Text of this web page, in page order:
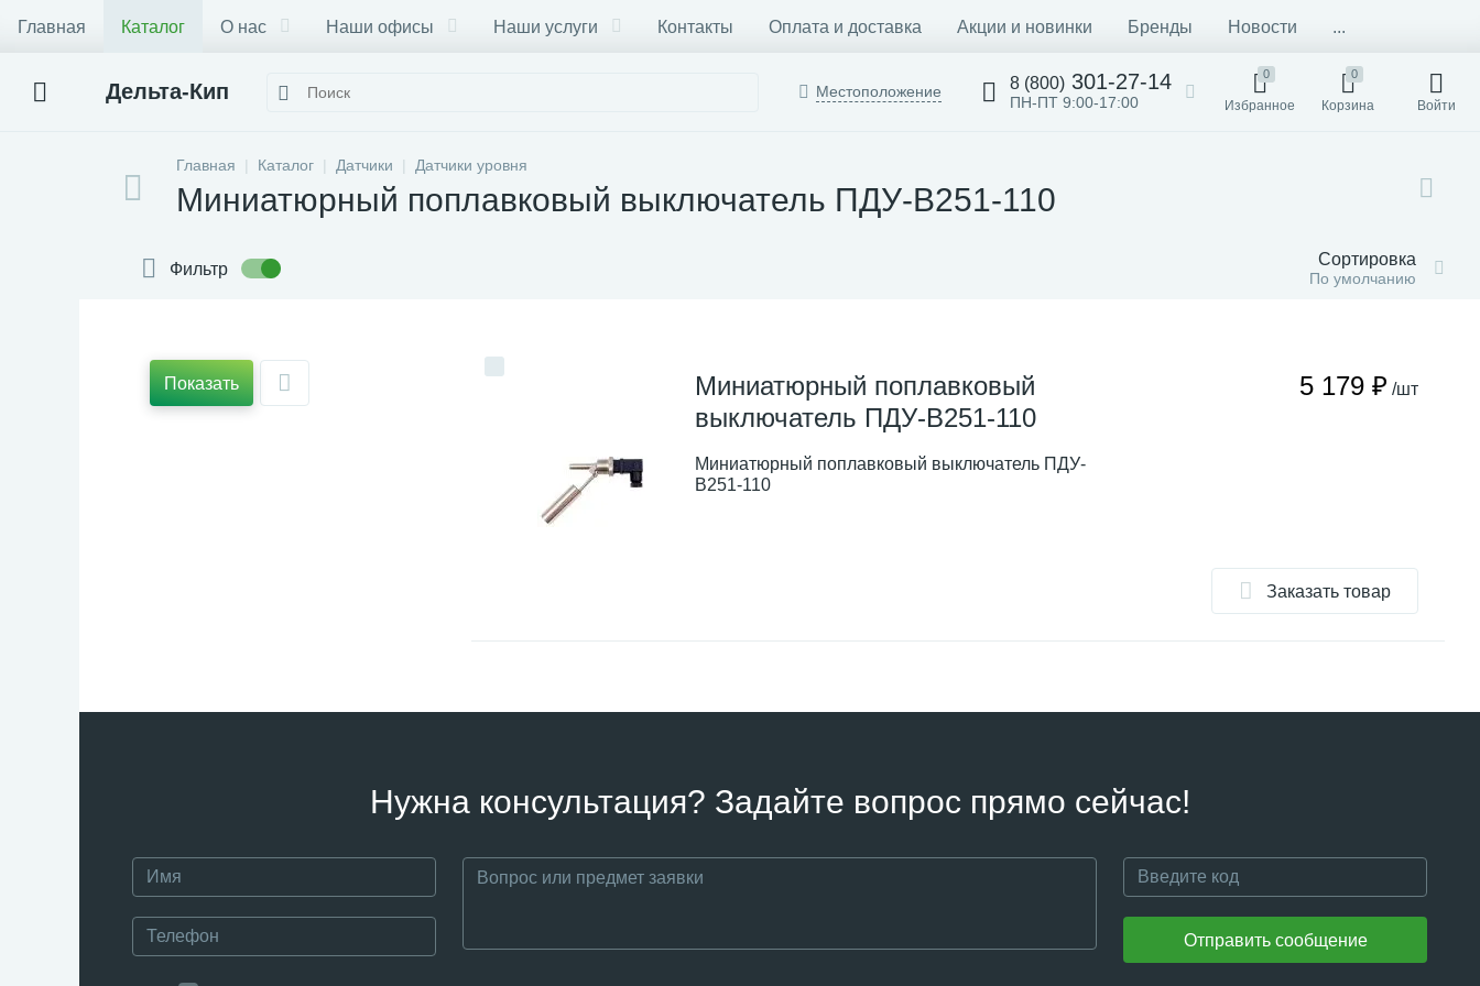
Главная Каталог О нас Наши офисы Наши услуги Контакты Оплата и доставка Акции и новинки Бренды Новости ...
Дельта-Кип Местоположение 8 (800) 301-27-14
ПН-ПТ 9:00-17:00
0
Избранное
0
Корзина Войти
Главная Каталог Датчики Датчики уровня
Миниатюрный поплавковый выключатель ПДУ-В251-110
Фильтр Сортировка
По умолчанию
Показать
Миниатюрный поплавковый
выключатель ПДУ-В251-110
Миниатюрный поплавковый выключатель ПДУ-
В251-110
5 179 ₽ /шт
Заказать товар
Нужна консультация? Задайте вопрос прямо сейчас!
Отправить сообщение